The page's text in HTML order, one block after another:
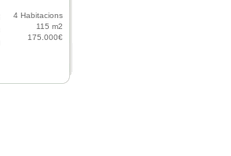
4 Habitacions
115 m2
175.000€